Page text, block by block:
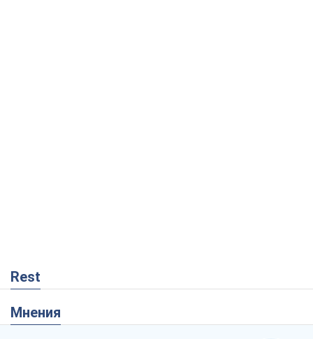
Rest
Мнения